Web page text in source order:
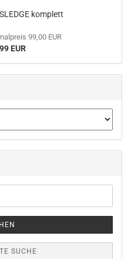
komplett
99,00 EUR
EUR
SUCHE